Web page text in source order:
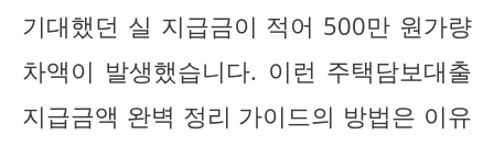
기대했던 실 지급금이 적어 500만 원가량
차액이 발생했습니다. 이런 주택담보대출
지급금액 완벽 정리 가이드의 방법은 이유